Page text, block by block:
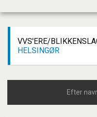
VVS'ERE/
HELSINGØR
Efter